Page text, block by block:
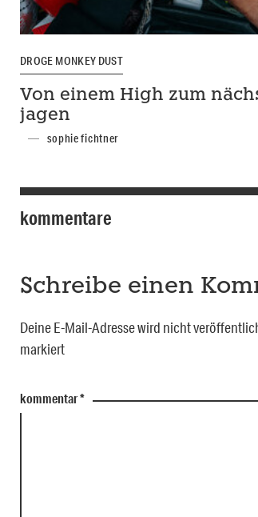
DROGE MONKEY DUST
Von einem High zum
jagen
sophie fichtner
kommentare
Schreibe einen
Deine E-Mail-Adresse wird nicht
markiert
kommentar*